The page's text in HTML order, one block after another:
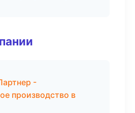
-
производство в